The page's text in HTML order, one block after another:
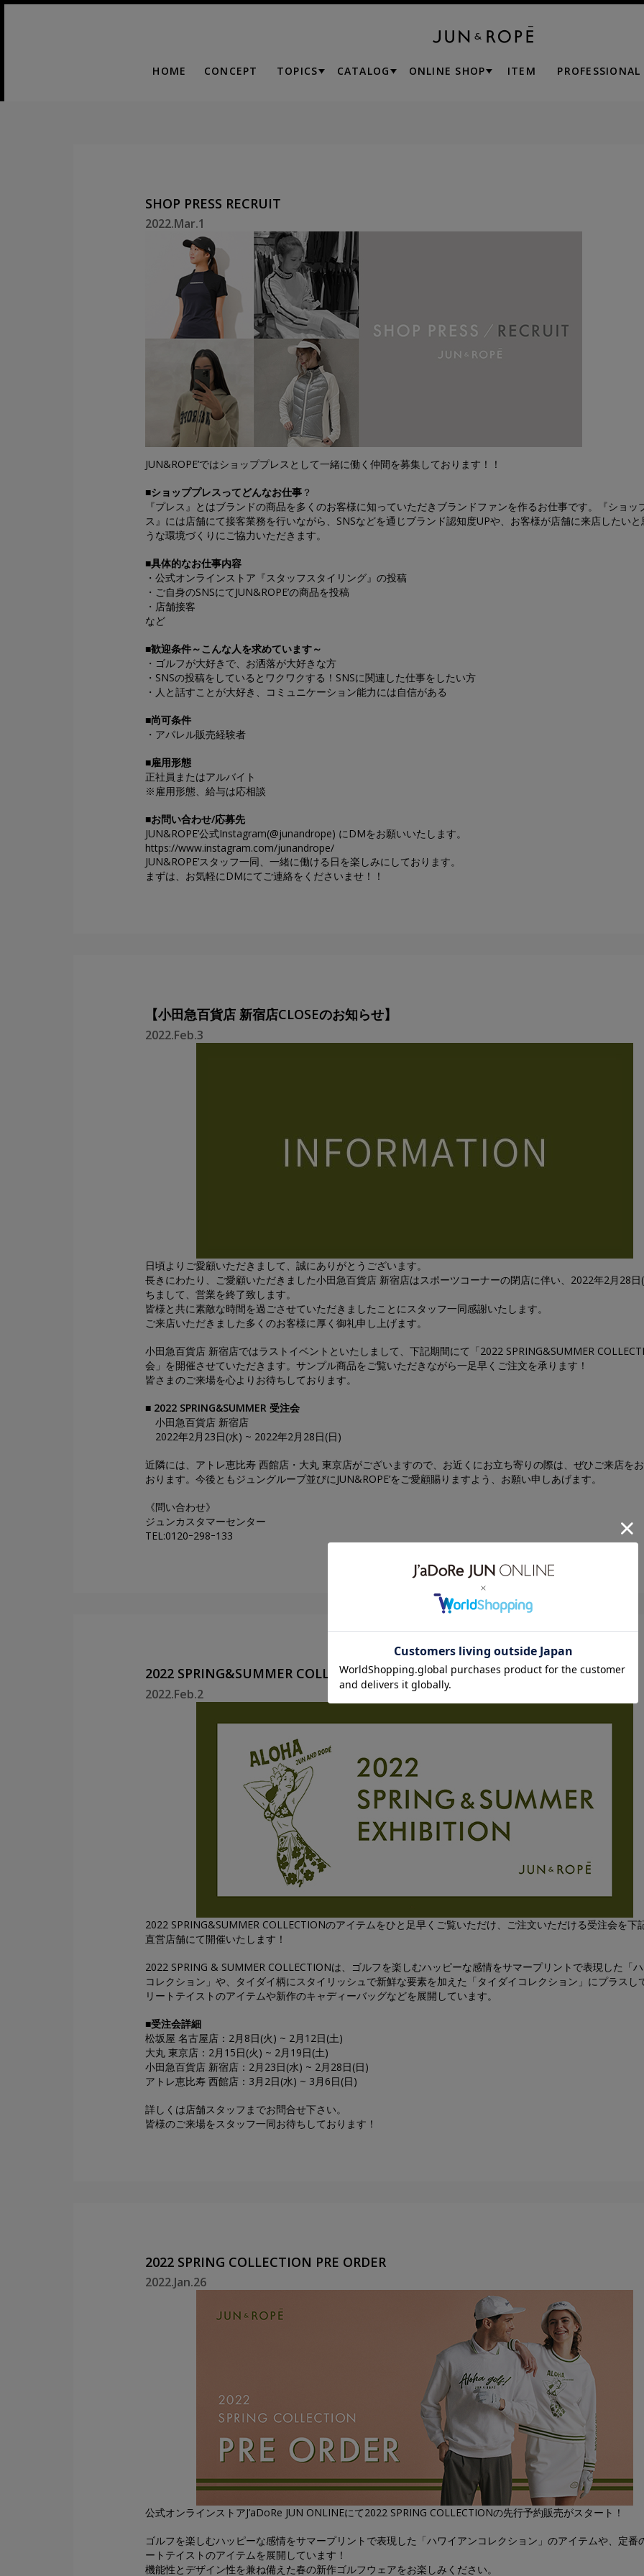
HOME CONCEPT TOPICS CATALOG ONLINE SHOP ITEM PROFESSIONAL
SHOP PRESS RECRUIT
2022.Mar.1
JUN&ROPE’ではショッププレスとして一緒に働く仲間を募集しております！！
■ショッププレスってどんなお仕事 ？
『プレス』とはブランドの商品を多くのお客様に知っていただきブランドファンを作るお仕事です。『ショッ
ス』には店舗にて接客業務を行いながら、SNSなどを通じブランド認知度UPや、お客様が店舗に来店したい
うな環境づくりにご協力いただきます。
■具体的なお仕事内容
・公式オンラインストア『スタッフスタイリング』の投稿
・ご自身のSNSにてJUN&ROPE’の商品を投稿
・店舗接客
など
■歓迎条件～こんな人を求めています～
・ゴルフが大好きで、お洒落が大好きな方
・SNSの投稿をしているとワクワクする！SNSに関連した仕事をしたい方
・人と話すことが大好き、コミュニケーション能力には自信がある
■尚可条件
・アパレル販売経験者
■雇用形態
正社員またはアルバイト
※雇用形態、給与は応相談
■お問い合わせ/応募先
JUN&ROPE’公式Instagram(@junandrope) にDMをお願いいたします。
https://www.instagram.com/junandrope/
JUN&ROPE’スタッフ一同、一緒に働ける日を楽しみにしております。
まずは、お気軽にDMにてご連絡をくださいませ！！
【小田急百貨店 新宿店CLOSEのお知らせ】
2022.Feb.3
日頃よりご愛顧いただきまして、誠にありがとうございます。
長きにわたり、ご愛顧いただきました小田急百貨店 新宿店はスポーツコーナーの閉店に伴い、2022年2月28日
ちまして、営業を終了致します。
皆様と共に素敵な時間を過ごさせていただきましたことにスタッフ一同感謝いたします。
ご来店いただきました多くのお客様に厚く御礼申し上げます。
小田急百貨店 新宿店ではラストイベントといたしまして、下記期間にて「2022 SPRING&SUMMER
会」を開催させていただきます。サンプル商品をご覧いただきながら一足早くご注文を承ります！
皆さまのご来場を心よりお待ちしております。
■ 2022 SPRING&SUMMER 受注会
小田急百貨店 新宿店
2022年2月23日(水) ~ 2022年2月28日(日)
近隣には、アトレ恵比寿 西館店・大丸 東京店がございますので、お近くにお立ち寄りの際は、ぜひご来店を
おります。今後ともジュングループ並びにJUN&ROPE’をご愛顧賜りますよう、お願い申しあげます。
《問い合わせ》
ジュンカスタマーセンター
TEL:0120ｰ298ｰ133
2022 SPRING&SUMMER COLLECTION 受注会開催
2022.Feb.2
2022 SPRING&SUMMER COLLECTIONのアイテムをひと足早くご覧いただけ、ご注文いただける受注会を下
直営店舗にて開催いたします！
2022 SPRING & SUMMER COLLECTIONは、ゴルフを楽しむハッピーな感情をサマープリントで表現した「
コレクション」や、タイダイ柄にスタイリッシュで新鮮な要素を加えた「タイダイコレクション」にプラスし
リートテイストのアイテムや新作のキャディーバッグなどを展開しています。
■受注会詳細
松坂屋 名古屋店：2月8日(火) ~ 2月12日(土)
大丸 東京店：2月15日(火) ~ 2月19日(土)
小田急百貨店 新宿店：2月23日(水) ~ 2月28日(日)
アトレ恵比寿 西館店：3月2日(水) ~ 3月6日(日)
詳しくは店舗スタッフまでお問合せ下さい。
皆様のご来場をスタッフ一同お待ちしております！
2022 SPRING COLLECTION PRE ORDER
2022.Jan.26
公式オンラインストアJ’aDoRe JUN ONLINEにて2022 SPRING COLLECTIONの先行予約販売がスタート！
ゴルフを楽しむハッピーな感情をサマープリントで表現した「ハワイアンコレクション」のアイテムや、定番
ートテイストのアイテムを展開しています！
機能性とデザイン性を兼ね備えた春の新作ゴルフウェアをお楽しみください。